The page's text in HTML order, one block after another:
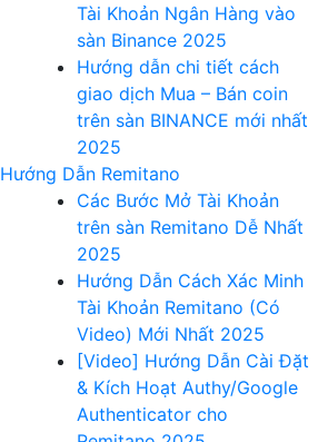
Tài Khoản Ngân Hàng vào
sàn Binance 2025
Hướng dẫn chi tiết cách
giao dịch Mua – Bán coin
trên sàn BINANCE mới nhất
2025
Hướng Dẫn Remitano
Các Bước Mở Tài Khoản
trên sàn Remitano Dễ Nhất
2025
Hướng Dẫn Cách Xác Minh
Tài Khoản Remitano (Có
Video) Mới Nhất 2025
[Video] Hướng Dẫn Cài Đặt
& Kích Hoạt Authy/Google
Authenticator cho